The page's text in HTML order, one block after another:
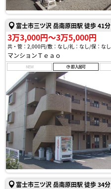
富士市三ツ沢 岳南原田駅 徒歩 41分
3万3,000円〜3万5,000円
共・管：2,000円 敷：なし 礼：なし 保：なし
マンションＴｅａｏ
NEW 即入居可
富士市三ツ沢 岳南原田駅 徒歩 34分